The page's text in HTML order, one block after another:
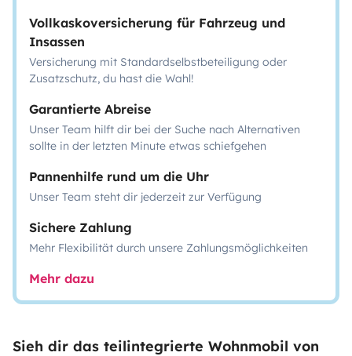
Vollkaskoversicherung für Fahrzeug und
Insassen
Versicherung mit Standardselbstbeteiligung oder
Zusatzschutz, du hast die Wahl!
Garantierte Abreise
Unser Team hilft dir bei der Suche nach Alternativen
sollte in der letzten Minute etwas schiefgehen
Pannenhilfe rund um die Uhr
Unser Team steht dir jederzeit zur Verfügung
Sichere Zahlung
Mehr Flexibilität durch unsere Zahlungsmöglichkeiten
Mehr dazu
Sieh dir das teilintegrierte Wohnmobil von